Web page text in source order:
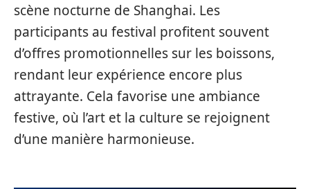
scène nocturne de Shanghai. Les
participants au festival profitent souvent
d’offres promotionnelles sur les boissons,
rendant leur expérience encore plus
attrayante. Cela favorise une ambiance
festive, où l’art et la culture se rejoignent
d’une manière harmonieuse.